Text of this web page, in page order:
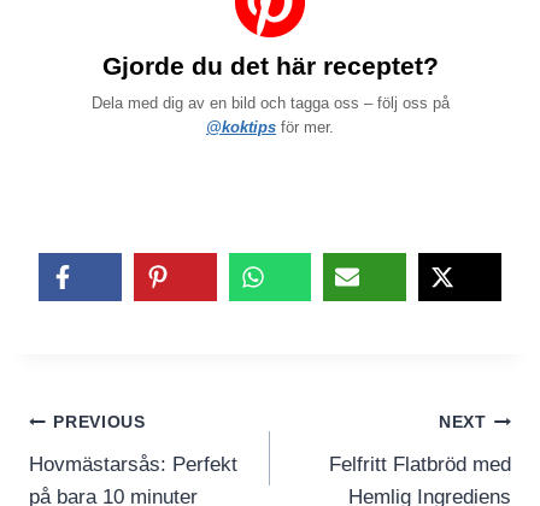
Gjorde du det här receptet?
Dela med dig av en bild och tagga oss – följ oss på
@koktips för mer.
Inläggsnavigering
PREVIOUS
Hovmästarsås: Perfekt
på bara 10 minuter
NEXT
Felfritt Flatbröd med
Hemlig Ingrediens